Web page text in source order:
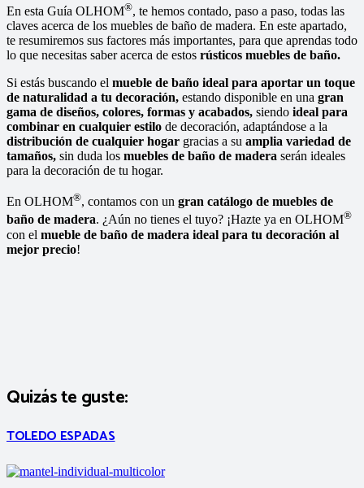
En esta Guía OLHOM®, te hemos contado, paso a paso, todas las
claves acerca de los muebles de baño de madera. En este apartado,
te resumiremos sus factores más importantes, para que aprendas todo
lo que necesitas saber acerca de estos rústicos muebles de baño.
Si estás buscando el mueble de baño ideal para aportar un toque
de naturalidad a tu decoración, estando disponible en una gran
gama de diseños, colores, formas y acabados, siendo ideal para
combinar en cualquier estilo de decoración, adaptándose a la
distribución de cualquier hogar gracias a su amplia variedad de
tamaños, sin duda los muebles de baño de madera serán ideales
para la decoración de tu hogar.
En OLHOM®, contamos con un gran catálogo de muebles de
baño de madera. ¿Aún no tienes el tuyo? ¡Hazte ya en OLHOM®
con el mueble de baño de madera ideal para tu decoración al
mejor precio!
Quizás te guste:
TOLEDO ESPADAS